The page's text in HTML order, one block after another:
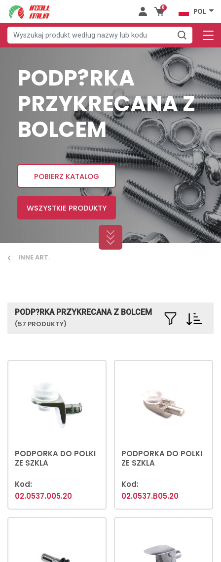
0 POL
PODP?RKA
PRZYKRECANA Z
BOLCEM
POBIERZ KATALOG
WSZYSTKIE PRODUKTY
INNE ART.
PODP?RKA PRZYKRECANA Z BOLCEM
(57 PRODUKTY)
PODPORKA DO POLKI
ZE SZKLA
Kod:
02.0537.005.20
PODPORKA DO POLKI
ZE SZKLA
Kod:
02.0537.B05.20